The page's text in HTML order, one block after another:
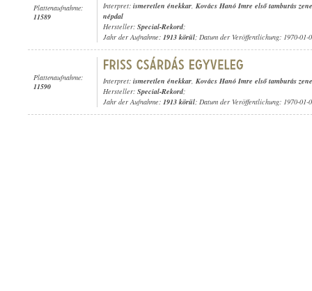
Plattenaufnahme:
11589
Interpret: ismeretlen énekkar, Kovács Hanó Imre első tamburás
népdal
Hersteller: Special-Rekord;
Jahr der Aufnahme: 1913 körül; Datum der Veröffentlichung: 1970-01-
Plattenaufnahme:
11590
Interpret: ismeretlen énekkar, Kovács Hanó Imre első tamburás
Hersteller: Special-Rekord;
Jahr der Aufnahme: 1913 körül; Datum der Veröffentlichung: 1970-01-